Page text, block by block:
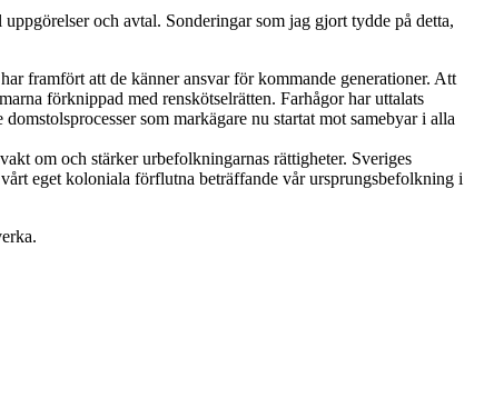
och avtal. Sonderingar som jag gjort tydde på detta,
framfört att de känner ansvar för kommande generationer. Att
förknippad med renskötselrätten. Farhågor har uttalats
som markägare nu startat mot samebyar i alla
om och stärker urbefolkningarnas rättigheter. Sveriges
eget koloniala förflutna beträffande vår ursprungsbefolkning i